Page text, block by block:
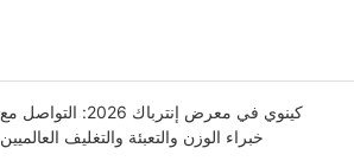
كينوي في معرض إنترباك 2026: التواصل مع
خبراء الوزن والتعبئة والتغليف العالميين